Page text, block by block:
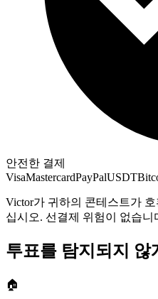
안전한 결제
VisaMastercardPayPalUSDT
Victor가 귀하의 콘테스트가
십시오. 선결제 위험이 없습니
투표를 탐지되지 않
🏠